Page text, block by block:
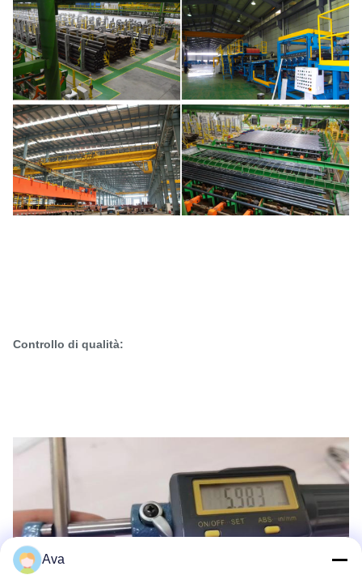
Controllo di qualità:
Ava